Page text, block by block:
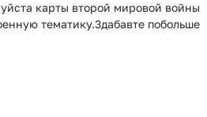
карты второй мировой войны
тематикy.3дабавте побольше